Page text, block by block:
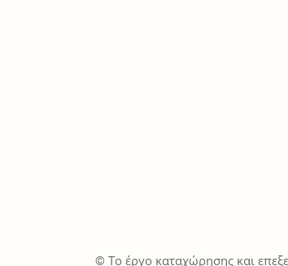
© Το έργο καταχώρησης και